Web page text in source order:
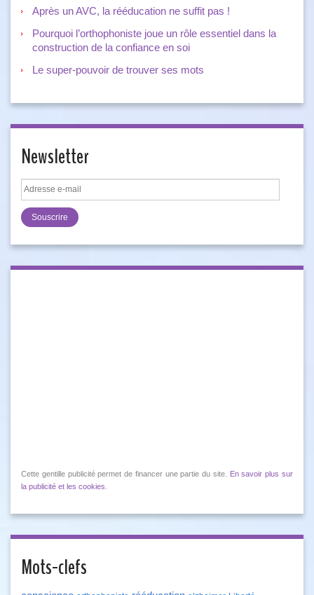
Après un AVC, la rééducation ne suffit pas !
Pourquoi l’orthophoniste joue un rôle essentiel dans la
construction de la confiance en soi
Le super-pouvoir de trouver ses mots
Newsletter
Adresse
e-
mail
Cette gentille publicité permet de financer une partie du site.
En savoir plus sur
la publicité et les cookies
Mots-clefs